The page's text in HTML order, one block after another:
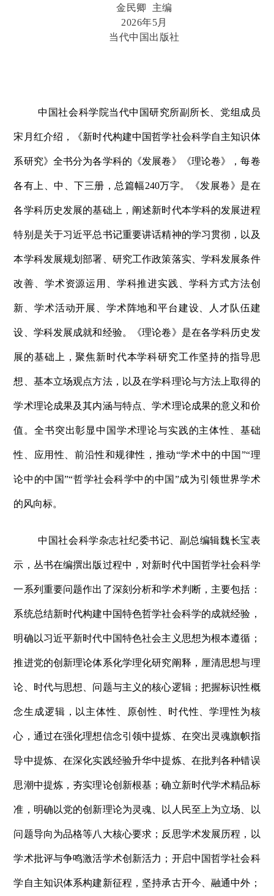
金民卿 主编
2026年5月
当代中国出版社
中国社会科学院当代中国研究所副所长、党组成员
宋月红介绍，《新时代构建中国哲学社会科学自主知识体
系研究》全书分为各学科的《发展卷》《理论卷》，每卷
各有上、中、下三册，总篇幅240万字。《发展卷》是在
各学科历史发展的基础上，阐述新时代本学科的发展进程
特别是关于习近平总书记重要讲话精神的学习贯彻，以及
本学科发展规划部署、研究工作政策落实、学科发展条件
改善、学术资源运用、学科推进实践、学科方式方法创
新、学术活动开展、学术阵地和平台建设、人才队伍建
设、学科发展成就和经验。《理论卷》是在各学科历史发
展的基础上，聚焦新时代本学科研究工作坚持的指导思
想、基本立场观点方法，以及在学科理论与方法上取得的
学术理论成果及其内涵与特点、学术理论成果的意义和价
值。全书突出彰显中国学术理论与实践的主体性、基础
性、应用性、前沿性和规律性，推动“学术中的中国”“理
论中的中国”“哲学社会科学中的中国”成为引领世界学术
的风向标。
中国社会科学杂志社纪委书记、副总编辑魏长宝表
示，丛书在编撰出版过程中，对新时代中国哲学社会科学
一系列重要问题作出了深刻分析和学术判断，主要包括：
系统总结新时代构建中国特色哲学社会科学的成就经验，
明确以习近平新时代中国特色社会主义思想为根本遵循；
推进党的创新理论体系化学理化研究阐释，厘清思想与理
论、时代与思想、问题与主义的核心逻辑；把握标识性概
念生成逻辑，以主体性、原创性、时代性、学理性为核
心，通过在强化理想信念引领中提炼、在突出灵魂旗帜指
导中提炼、在深化实践经验升华中提炼、在批判各种错误
思潮中提炼，夯实理论创新根基；确立新时代学术精品标
准，明确以党的创新理论为灵魂、以人民至上为立场、以
问题导向为品格等八大核心要求；反思学术发展历程，以
学术批评与争鸣激活学术创新活力；开启中国哲学社会科
学自主知识体系构建新征程，坚持承古开今、融通中外；